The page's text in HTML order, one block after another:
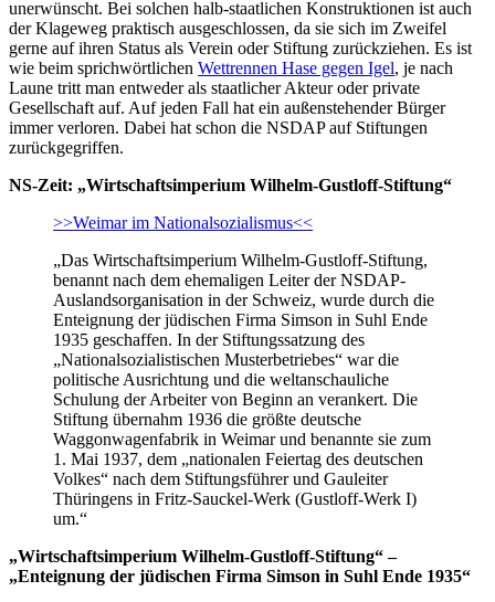
unerwünscht. Bei solchen halb-staatlichen Konstruktionen ist auch
der Klageweg praktisch ausgeschlossen, da sie sich im Zweifel
gerne auf ihren Status als Verein oder Stiftung zurückziehen. Es ist
wie beim sprichwörtlichen Wettrennen Hase gegen Igel, je nach
Laune tritt man entweder als staatlicher Akteur oder private
Gesellschaft auf. Auf jeden Fall hat ein außenstehender Bürger
immer verloren. Dabei hat schon die NSDAP auf Stiftungen
zurückgegriffen.
NS-Zeit: „Wirtschaftsimperium Wilhelm-Gustloff-Stiftung“
>>Weimar im Nationalsozialismus<<
„Das Wirtschaftsimperium Wilhelm-Gustloff-Stiftung,
benannt nach dem ehemaligen Leiter der NSDAP-
Auslandsorganisation in der Schweiz, wurde durch die
Enteignung der jüdischen Firma Simson in Suhl Ende
1935 geschaffen. In der Stiftungssatzung des
„Nationalsozialistischen Musterbetriebes“ war die
politische Ausrichtung und die weltanschauliche
Schulung der Arbeiter von Beginn an verankert. Die
Stiftung übernahm 1936 die größte deutsche
Waggonwagenfabrik in Weimar und benannte sie zum
1. Mai 1937, dem „nationalen Feiertag des deutschen
Volkes“ nach dem Stiftungsführer und Gauleiter
Thüringens in Fritz-Sauckel-Werk (Gustloff-Werk I)
um.“
„Wirtschaftsimperium Wilhelm-Gustloff-Stiftung“ –
„Enteignung der jüdischen Firma Simson in Suhl Ende 1935“